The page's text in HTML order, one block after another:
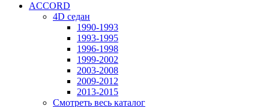
ACCORD
4D седан
1990-1993
1993-1995
1996-1998
1999-2002
2003-2008
2009-2012
2013-2015
Смотреть весь каталог